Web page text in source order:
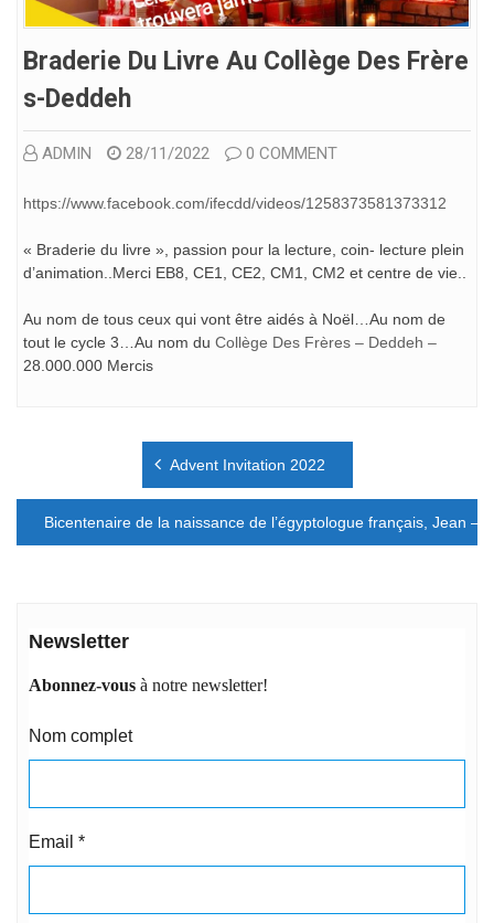
Braderie Du Livre Au Collège Des Frère
S-Deddeh
ADMIN 28/11/2022 0 COMMENT
https://www.facebook.com/ifecdd/videos/1258373581373312
« Braderie du livre », passion pour la lecture, coin- lecture plein
d’animation..Merci EB8, CE1, CE2, CM1, CM2 et centre de vie..
Au nom de tous ceux qui vont être aidés à Noël…Au nom de
tout le cycle 3…Au nom du Collège Des Frères – Deddeh –
28.000.000 Mercis
l’article
Advent Invitation 2022
Bicentenaire de la naissance de l’égyptologue français, Jean –
Newsletter
Abonnez-vous à notre newsletter!
Nom complet
Email *